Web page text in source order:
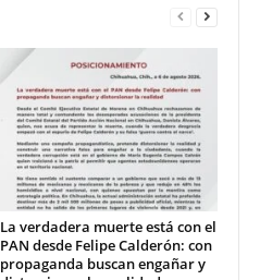
La verdadera muerte está con el
PAN desde Felipe Calderón: con
propaganda buscan engañar y